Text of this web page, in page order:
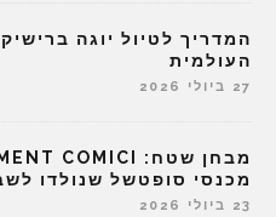
המדריך לטיול יוגה
העולמית
27 ביולי 2026
מכנסי סופטשל שנולדו
23 ביולי 2026